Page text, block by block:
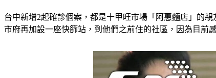
台中新增2起確診個案，都是十甲旺市場「阿惠麵店」的
市府再加設一座快篩站，到他們之前住的社區，因為目前